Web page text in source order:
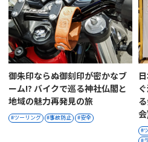
御朱印ならぬ御刻印が密かなブ
ーム!? バイクで巡る神社仏閣と
地域の魅力再発見の旅
ツーリング 事故防止 安全